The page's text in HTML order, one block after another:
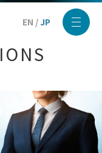
EN / JP